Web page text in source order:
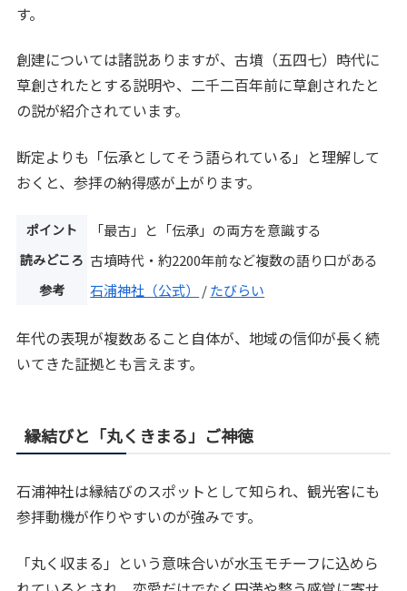
す。
創建については諸説ありますが、古墳（五四七）時代に
草創されたとする説明や、二千二百年前に草創されたと
の説が紹介されています。
断定よりも「伝承としてそう語られている」と理解して
おくと、参拝の納得感が上がります。
ポイント 「最古」と「伝承」の両方を意識する
読みどころ 古墳時代・約2200年前など複数の語り口がある
参考 石浦神社（公式） /たびらい
年代の表現が複数あること自体が、地域の信仰が長く続
いてきた証拠とも言えます。
縁結びと「丸くきまる」ご神徳
石浦神社は縁結びのスポットとして知られ、観光客にも
参拝動機が作りやすいのが強みです。
「丸く収まる」という意味合いが水玉モチーフに込めら